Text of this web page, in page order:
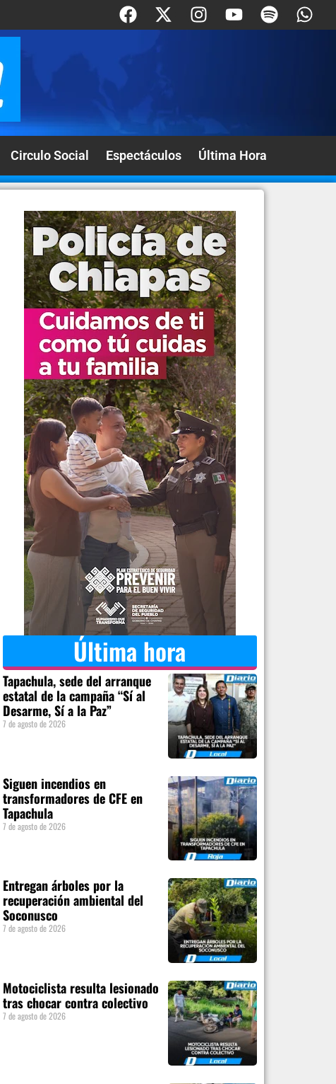
Circulo Social Espectáculos Última Hora
Última hora
Tapachula, sede del arranque
estatal de la campaña “Sí al
Desarme, Sí a la Paz”
7 de agosto de 2026
Siguen incendios en
transformadores de CFE en
Tapachula
7 de agosto de 2026
Entregan árboles por la
recuperación ambiental del
Soconusco
7 de agosto de 2026
Motociclista resulta lesionado
tras chocar contra colectivo
7 de agosto de 2026